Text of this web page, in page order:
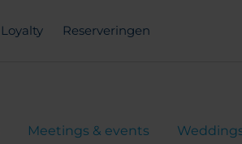
Loyalty Reserveringen
Meetings & events